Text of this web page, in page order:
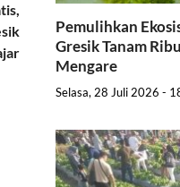
Pemulihkan
Gresik Tanam
Mengare
Selasa, 28 Juli 2026 -